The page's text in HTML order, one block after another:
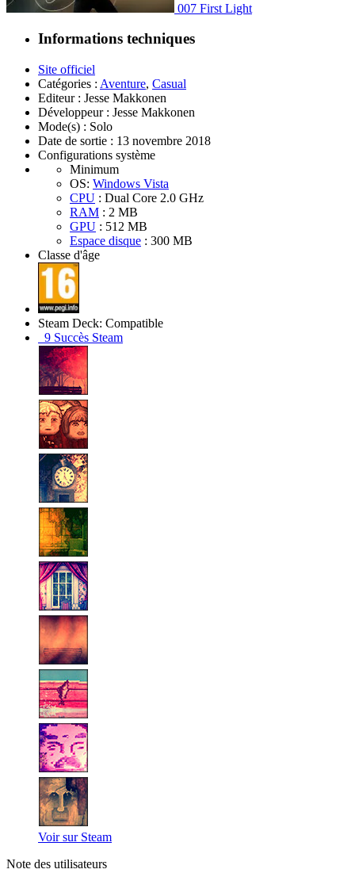
007 First Light
Informations techniques
Site officiel
Catégories : Aventure, Casual
Editeur : Jesse Makkonen
Développeur : Jesse Makkonen
Mode(s) : Solo
Date de sortie : 13 novembre 2018
Configurations système
Minimum
OS: Windows Vista
CPU : Dual Core 2.0 GHz
RAM : 2 MB
GPU : 512 MB
Espace disque : 300 MB
Classe d'âge
Steam Deck: Compatible
9 Succès Steam
Voir sur Steam
Note des utilisateurs